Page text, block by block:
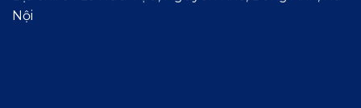
Nội